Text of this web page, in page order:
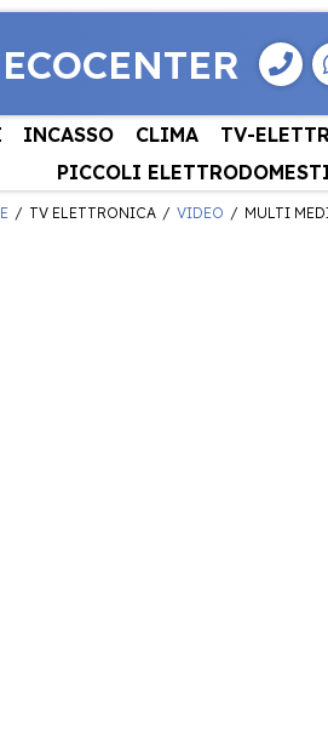
ECOCENTER
INCASSO CLIMA TV-
PICCOLI
TV ELETTRONICA VIDEO MULTI